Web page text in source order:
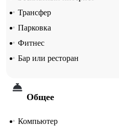
Трансфер
Парковка
Фитнес
Бар или ресторан
Общее
Компьютер